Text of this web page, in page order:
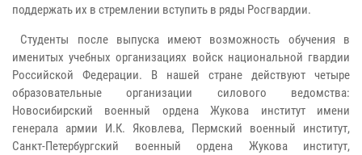
поддержать их в стремлении вступить в ряды Росгвардии.
Студенты после выпуска имеют возможность обучения в
именитых учебных организациях войск национальной гвардии
Российской Федерации. В нашей стране действуют четыре
образовательные организации силового ведомства:
Новосибирский военный ордена Жукова институт имени
генерала армии И.К. Яковлева, Пермский военный институт,
Санкт-Петербургский военный ордена Жукова институт,